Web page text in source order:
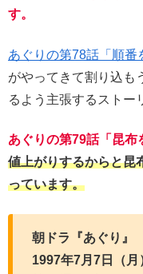
す。
あぐりの第78話「順番
がやってきて割り込も
るよう主張するストー
あぐりの第79話「昆布
値上がりするからと昆
っています。
朝ドラ『あぐり』
1997年7月7日（月